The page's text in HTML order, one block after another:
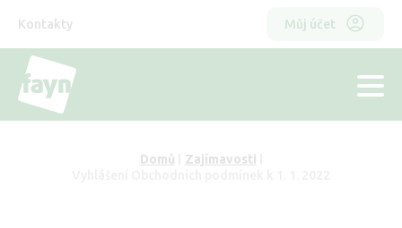
obsahu
Odkazy
hlavička
Kontakty
Horní
Můj účet
Drobečková
Domů
Zajímavosti